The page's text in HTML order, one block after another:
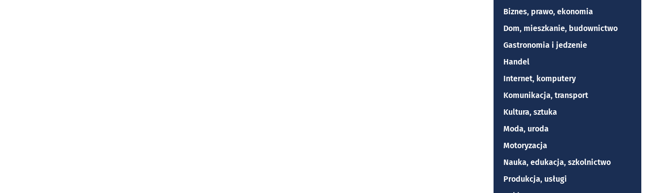
Biznes, prawo, ekonomia
Dom, mieszkanie, budownictwo
Gastronomia i jedzenie
Handel
Internet, komputery
Komunikacja, transport
Kultura, sztuka
Moda, uroda
Motoryzacja
Nauka, edukacja, szkolnictwo
Produkcja, usługi